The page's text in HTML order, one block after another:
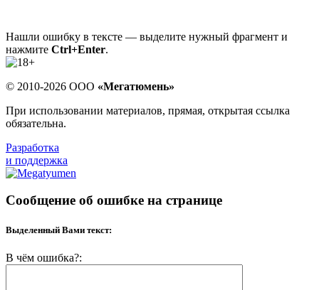
Нашли ошибку в тексте — выделите нужный фрагмент и
нажмите Ctrl+Enter.
© 2010-2026 ООО «Мегатюмень»
При использовании материалов, прямая, открытая ссылка
обязательна.
Разработка
и поддержка
Сообщение об ошибке на странице
Выделенный Вами текст:
В чём ошибка?: